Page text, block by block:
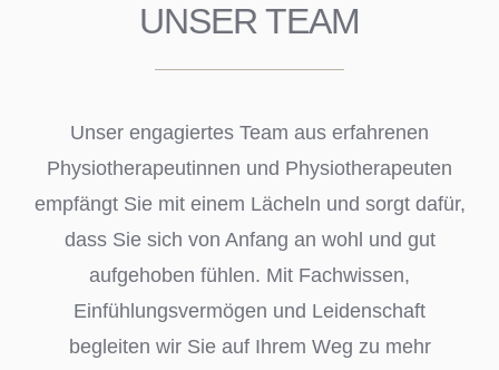
BEHANDLUNGEN
FITNESS / REHA
KARRIERE
UNSER TEAM
Unser engagiertes Team aus erfahrenen
Physiotherapeutinnen und Physiotherapeuten
empfängt Sie mit einem Lächeln und sorgt dafür,
dass Sie sich von Anfang an wohl und gut
aufgehoben fühlen. Mit Fachwissen,
Einfühlungsvermögen und Leidenschaft
begleiten wir Sie auf Ihrem Weg zu mehr